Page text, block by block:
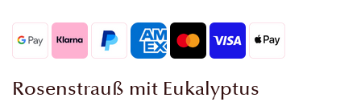
Rosenstrauß mit Eukalyptus